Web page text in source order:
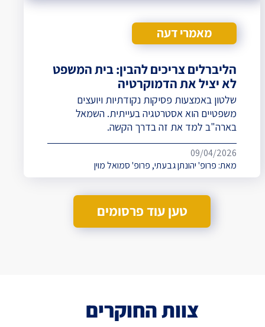
מאמרי דעה
הליברלים צריכים להבין: בית המשפט
לא יציל את הדמוקרטיה
שלטון באמצעות פסיקות נקודתיות ויועצים
משפטיים הוא אסטרטגיה בעייתית. השמאל
בארה"ב למד את זה בדרך הקשה.
09/04/2026
מאת: פרופ' יהונתן גבעתי, פרופ' סמואל מוין
טען עוד פרסומים
צוות החוקרים